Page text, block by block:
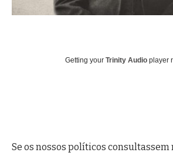
Getting your Trinity Audio player
Se os nossos políticos consultassem